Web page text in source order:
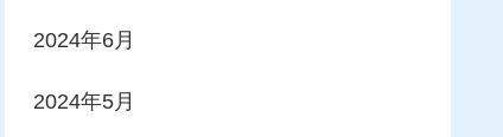
2024年6月
2024年5月